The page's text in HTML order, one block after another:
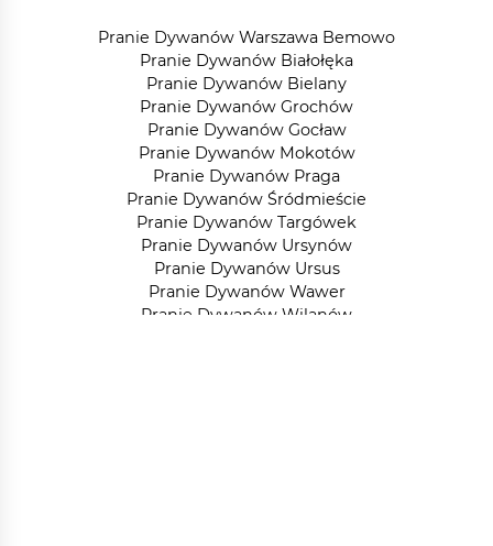
Pranie Dywanów Warszawa Bemowo
Pranie Dywanów Białołęka
Pranie Dywanów Bielany
Pranie Dywanów Grochów
Pranie Dywanów Gocław
Pranie Dywanów Mokotów
Pranie Dywanów Praga
Pranie Dywanów Śródmieście
Pranie Dywanów Targówek
Pranie Dywanów Ursynów
Pranie Dywanów Ursus
Pranie Dywanów Wawer
Pranie Dywanów Wilanów